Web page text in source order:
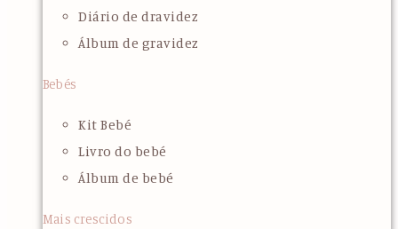
Diário de dravidez
Álbum de gravidez
Bebés
Kit Bebé
Livro do bebé
Álbum de bebé
Mais crescidos